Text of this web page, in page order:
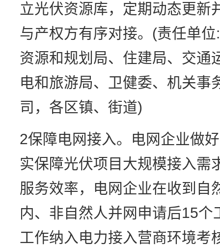
立光伏资源库，定期动态更新
与产权方有序对接。(责任单
资源和规划局、住建局、交通
电和旅游局、卫健委、机关事
司，各区镇、街道)
2保障电网接入。电网企业做
实保障光伏项目大规模接入需
服务效率，电网企业在收到自
内、非自然人并网申请后15
工作纳入电力接入营商环境考